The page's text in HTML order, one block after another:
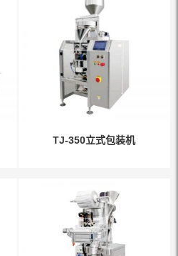
TJ-350立式包装机